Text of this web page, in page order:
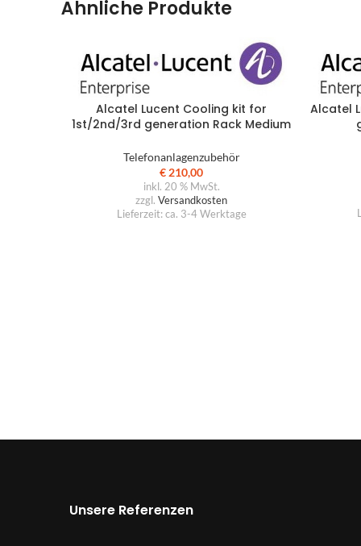
Ähnliche Produkte
Alcatel Lucent Cooling kit for
1st/2nd/3rd generation Rack Medium
Telefonanlagenzubehör
€ 210,00
inkl. 20 % MwSt.
zzgl. Versandkosten
Lieferzeit: ca. 3-4 Werktage
Alcatel
Unsere Referenzen